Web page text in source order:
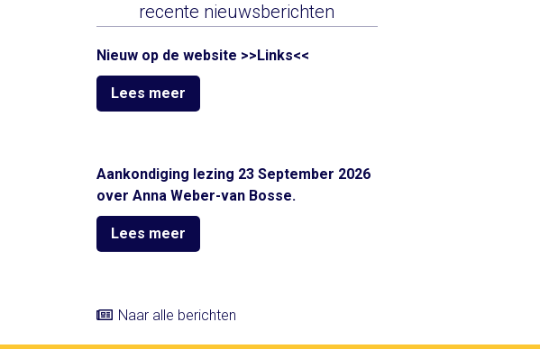
recente nieuwsberichten
Nieuw op de website >>Links<<
Lees meer
Aankondiging lezing 23 September 2026
over Anna Weber-van Bosse.
Lees meer
Naar alle berichten